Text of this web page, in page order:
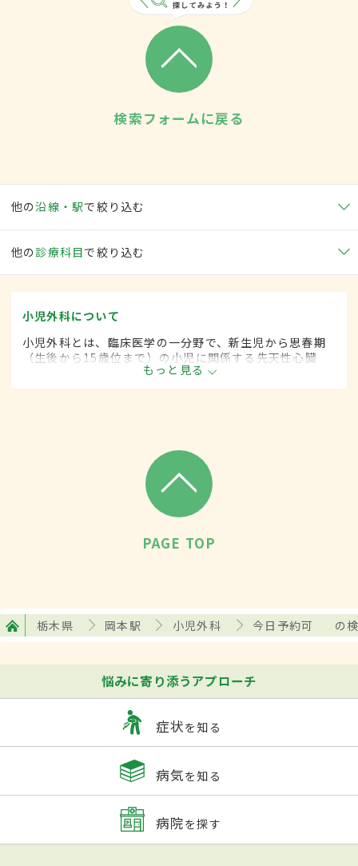
検索フォームに戻る
他の沿線・駅で絞り込む
他の 診療科目で絞り込む
小児外科について
小児外科とは、臨床医学の一分野で、新生児から思春期
（生後から15歳位まで）の小児に関係する先天性心臓
病・各種奇形などに対して、手術的な方法によって治療
します。
もっと見る
PAGE TOP
栃木県 岡本駅 小児外科 今日予約可 の
悩みに寄り添うアプローチ
症状を知る
病気を知る
病院を探す